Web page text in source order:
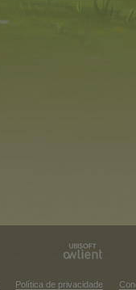
Política de privacidade